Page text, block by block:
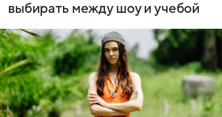
выбирать между шоу и учебой